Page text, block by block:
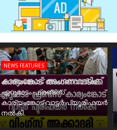
NEWS FEATURES
കാര്യംങ്കോട് അംഗണവാടിക്ക്
ഏറുമാടം ഫ്രണ്ട്സ്
കാര്യംങ്കോട് വാട്ടർ പ്യൂരിഫയർ
നൽകി.